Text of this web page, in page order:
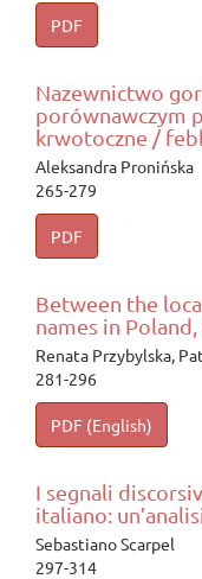
PDF
Nazewnictwo
porównawczym
krwotoczne /
Aleksandra Pronińska
265-279
PDF
Between the
names in
Renata Przybylska,
281-296
PDF (English)
I segnali
italiano:
Sebastiano Scarpel
297-314